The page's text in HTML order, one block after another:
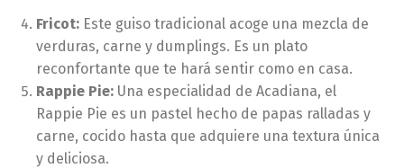
Fricot: Este guiso tradicional acoge una mezcla de
verduras, carne y dumplings. Es un plato
reconfortante que te hará sentir como en casa.
Rappie Pie: Una especialidad de Acadiana, el
Rappie Pie es un pastel hecho de papas ralladas y
carne, cocido hasta que adquiere una textura única
y deliciosa.